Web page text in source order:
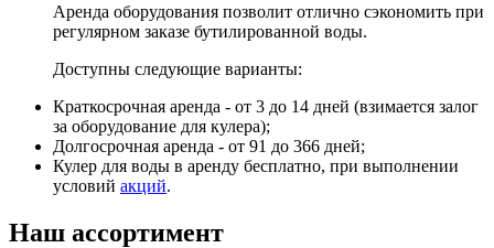
Аренда оборудования позволит отлично сэкономить при
регулярном заказе бутилированной воды.
Доступны следующие варианты:
Краткосрочная аренда - от 3 до 14 дней (взимается залог
за оборудование для кулера);
Долгосрочная аренда - от 91 до 366 дней;
Кулер для воды в аренду бесплатно, при выполнении
условий акций.
Наш ассортимент